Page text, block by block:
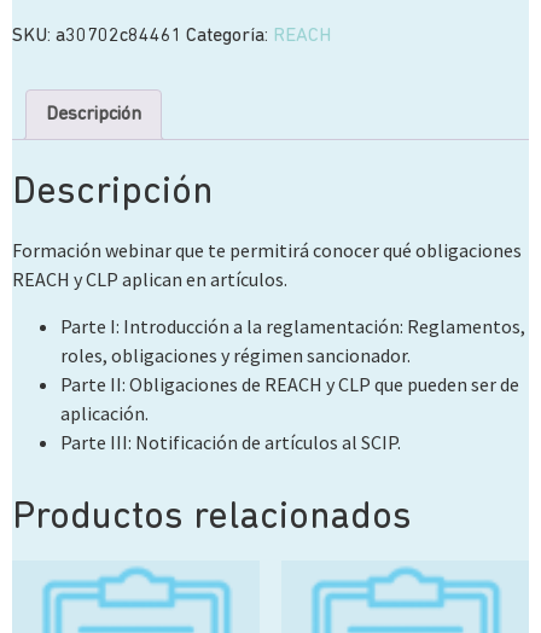
SKU: a30702c84461 Categoría: REACH
Descripción
Descripción
Formación webinar que te permitirá conocer qué obligaciones
REACH y CLP aplican en artículos.
Parte I: Introducción a la reglamentación: Reglamentos,
roles, obligaciones y régimen sancionador.
Parte II: Obligaciones de REACH y CLP que pueden ser de
aplicación.
Parte III: Notificación de artículos al SCIP.
Productos relacionados